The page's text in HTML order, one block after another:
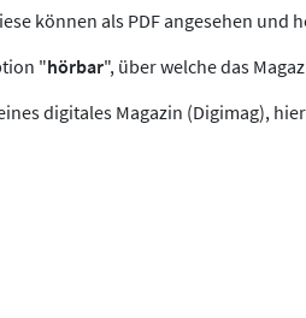
können als PDF angesehen und
"hörbar", über welche das
digitales Magazin (Digimag),